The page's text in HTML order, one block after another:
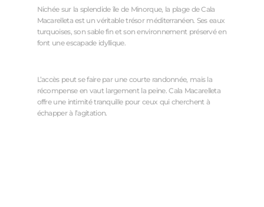
Nichée sur la splendide île de Minorque, la plage de Cala
Macarelleta est un véritable trésor méditerranéen. Ses eaux
turquoises, son sable fin et son environnement préservé en
font une escapade idyllique.
L’accès peut se faire par une courte randonnée, mais la
récompense en vaut largement la peine. Cala Macarelleta
offre une intimité tranquille pour ceux qui cherchent à
échapper à l’agitation.